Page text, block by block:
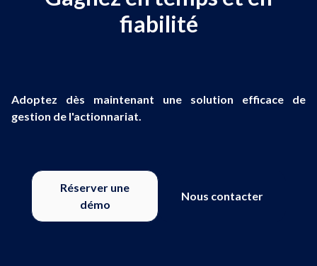
fiabilité
Adoptez dès maintenant une solution efficace de
gestion de l'actionnariat.
Réserver une
démo
Nous contacter